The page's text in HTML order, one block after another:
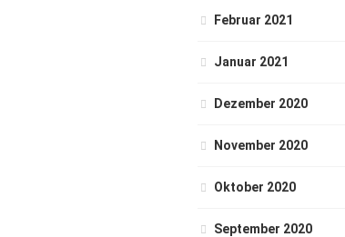
Februar 2021
Januar 2021
Dezember 2020
November 2020
Oktober 2020
September 2020